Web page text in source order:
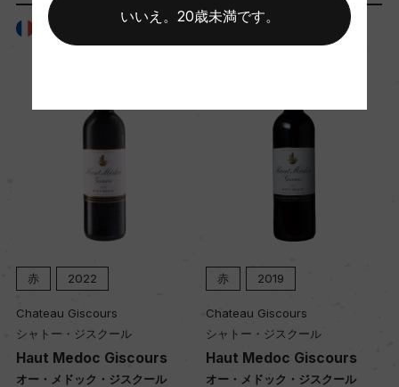
国内ワイン専門誌評価歴
Wine Spectator 得点
醗酵：ステンレスタンク、コンクリートタンク
熟成：オーク樽12カ月
年間生産量
ー
フランス
赤 2022
Chateau Giscours
シャトー・ジスクール
Haut Medoc Giscours
オー・メドック・ジスクール
フランス
赤 2019
Chateau Giscours
シャトー・ジスクール
Haut Medoc Giscours
オー・メドック・ジスクール
いいえ。20歳未満です。